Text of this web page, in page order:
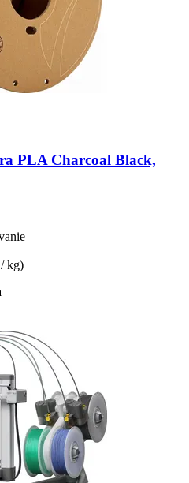
PLA Charcoal Black,
kg)